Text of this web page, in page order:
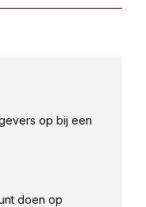
op bij een
doen op